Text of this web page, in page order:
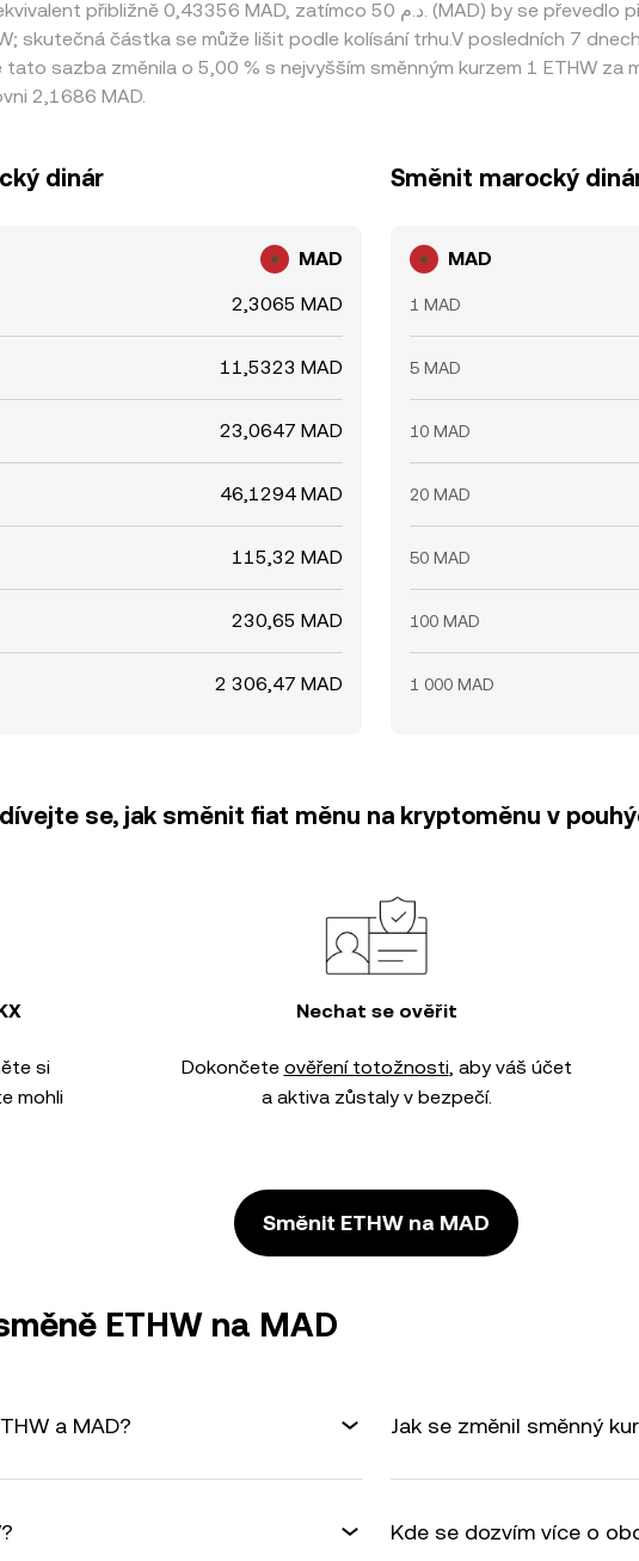
skutečná částka se může lišit podle kolísání trhu.V posledních 7
sazba změnila o 5,00 % s nejvyšším směnným kurzem 1 ETHW za
2,1686 MAD.
dinár
MAD
2,3065 MAD
11,5323 MAD
23,0647 MAD
46,1294 MAD
115,32 MAD
230,65 MAD
2 306,47 MAD
Směnit marocký
MAD
1 MAD
5 MAD
10 MAD
20 MAD
50 MAD
100 MAD
1 000 MAD
se, jak směnit fiat měnu na kryptoměnu v
si
mohli
Nechat se ověřit
Dokončete ověření totožnosti, aby váš účet
a aktiva zůstaly v bezpečí.
Směnit ETHW na MAD
ETHW na MAD
a MAD? Jak se změnil směnný
Kde se dozvím více o